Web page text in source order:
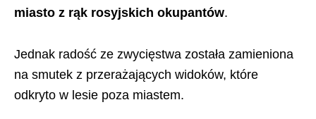
miasto z rąk rosyjskich okupantów.
Jednak radość ze zwycięstwa została zamieniona
na smutek z przerażających widoków, które
odkryto w lesie poza miastem.